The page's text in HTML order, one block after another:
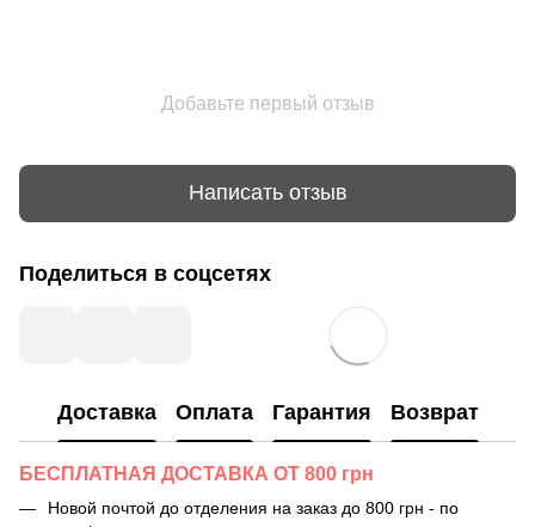
Добавьте первый отзыв
Написать отзыв
Поделиться в соцсетях
Доставка Оплата Гарантия Возврат
БЕСПЛАТНАЯ ДОСТАВКА ОТ 800 грн
Новой почтой до отделения на заказ до 800 грн - по